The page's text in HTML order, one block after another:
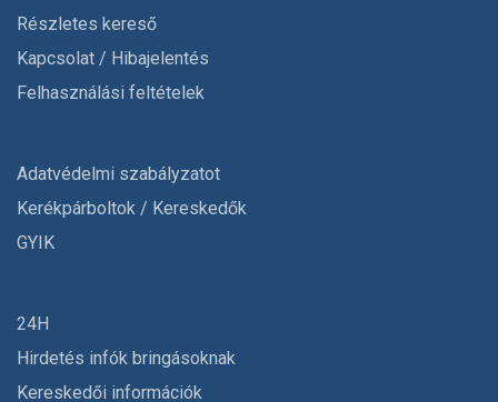
Részletes kereső
Kapcsolat / Hibajelentés
Felhasználási feltételek
Adatvédelmi szabályzatot
Kerékpárboltok / Kereskedők
GYIK
24H
Hirdetés infók bringásoknak
Kereskedői információk